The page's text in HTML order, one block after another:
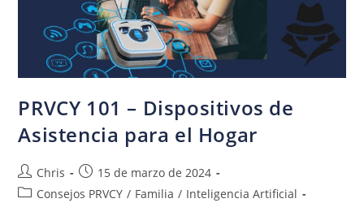
PRVCY 101 – Dispositivos de
Asistencia para el Hogar
Chris
15 de marzo de 2024
Consejos PRVCY / Familia / Inteligencia Artificial